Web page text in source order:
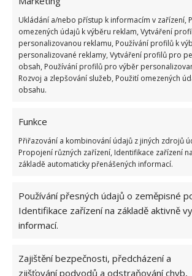
Ukládání a/nebo přístup k informacím v zařízení,
omezených údajů k výběru reklam, Vytváření
personalizovanou reklamu, Používání profilů k
personalizované reklamy, Vytváření profilů pro
obsah, Používání profilů pro výběr
Rozvoj a zlepšování služeb, Použití omezených
obsahu.
Funkce
Přiřazování a kombinování údajů z jiných zdrojů
Propojení různých zařízení, Identifikace zařízení na
základě automaticky přenášených informací.
Používání přesných údajů o zeměpisné
Identifikace zařízení na základě aktivně
informací.
Zajištění bezpečnosti, předcházení a
zjišťování podvodů a odstraňování chyb,
ŽHAVÉ NOVINKY
Retro kvíz na téma jak
7.8.2026
jak se jich rychle zbavit
6.8.2026